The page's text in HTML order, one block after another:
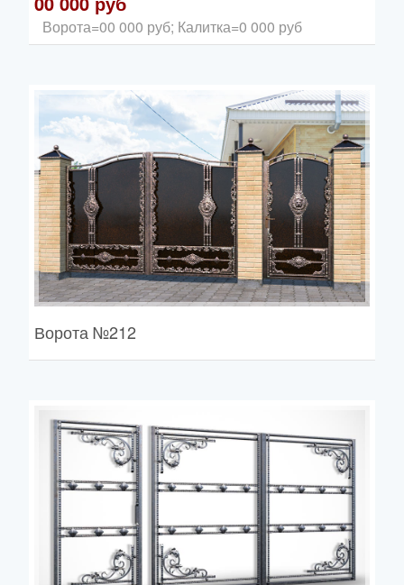
Ворота=00 000 руб; Калитка=0 000 руб
Ворота№212